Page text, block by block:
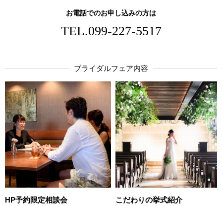
お電話でのお申し込みの方は
TEL.099-227-5517
ブライダルフェア内容
HP予約限定相談会 こだわりの挙式紹介